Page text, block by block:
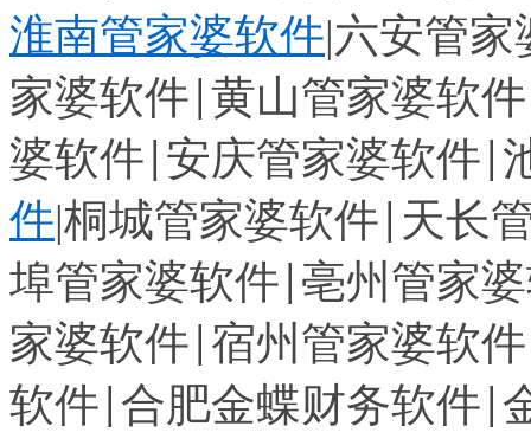
淮南管家婆软件|六安管家
家婆软件 黄山管家婆软件
婆软件 安庆管家婆软件
件|桐城管家婆软件 天长
埠管家婆软件 亳州管家
家婆软件 宿州管家婆软件
软件 合肥金蝶财务软件